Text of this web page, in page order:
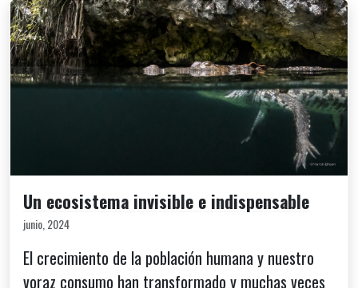
Un ecosistema invisible e indispensable
junio, 2024
El crecimiento de la población humana y nuestro
voraz consumo han transformado y muchas veces